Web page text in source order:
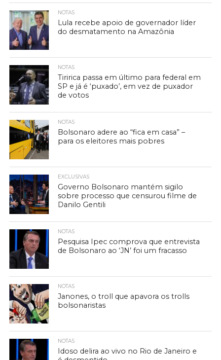
NOTAS
Lula recebe apoio de governador líder
do desmatamento na Amazônia
NOTAS
Tiririca passa em último para federal em
SP e já é ‘puxado’, em vez de puxador
de votos
NOTAS
Bolsonaro adere ao “fica em casa” –
para os eleitores mais pobres
EXCLUSIVAS
Governo Bolsonaro mantém sigilo
sobre processo que censurou filme de
Danilo Gentili
NOTAS
Pesquisa Ipec comprova que entrevista
de Bolsonaro ao ‘JN’ foi um fracasso
NOTAS
Janones, o troll que apavora os trolls
bolsonaristas
NOTAS
Idoso delira ao vivo no Rio de Janeiro e